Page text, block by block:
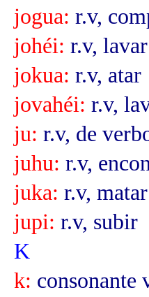
jogua: r.v,
johéi: r.v, lavar
jokua: r.v, atar
jovahéi: r.v,
ju: r.v, de
juhu: r.v,
juka: r.v, matar
jupi: r.v, subir
K
k: consonante